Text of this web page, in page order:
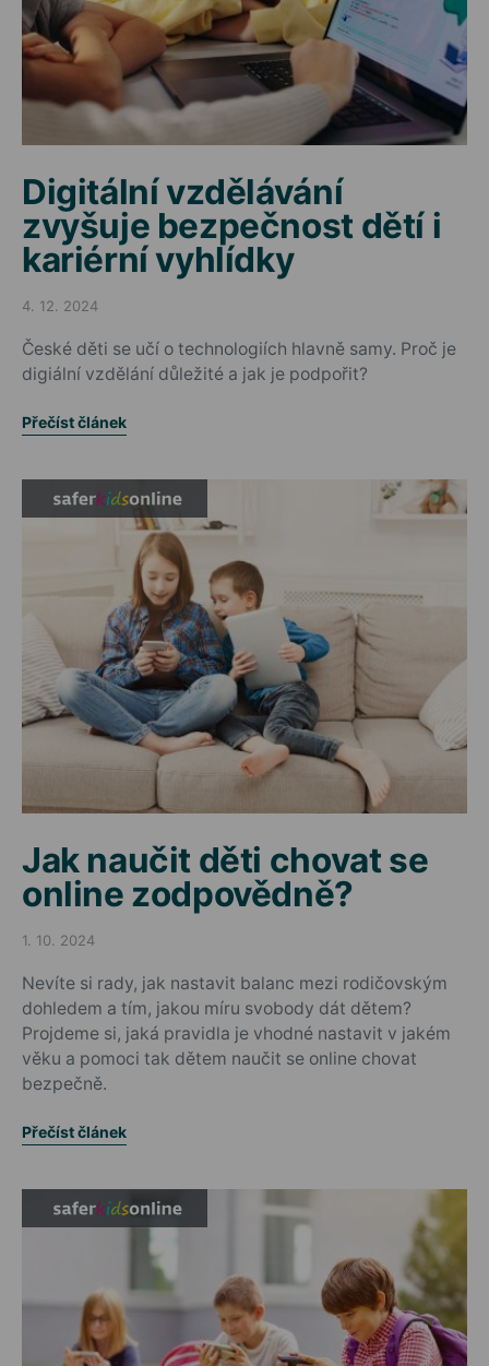
Digitální vzdělávání
zvyšuje bezpečnost dětí i
kariérní vyhlídky
Posted on
4. 12. 2024
České děti se učí o technologiích hlavně samy. Proč je
digiální vzdělání důležité a jak je podpořit?
Přečíst článek
Jak naučit děti chovat se
online zodpovědně?
Posted on
1. 10. 2024
Nevíte si rady, jak nastavit balanc mezi rodičovským
dohledem a tím, jakou míru svobody dát dětem?
Projdeme si, jaká pravidla je vhodné nastavit v jakém
věku a pomoci tak dětem naučit se online chovat
bezpečně.
Přečíst článek